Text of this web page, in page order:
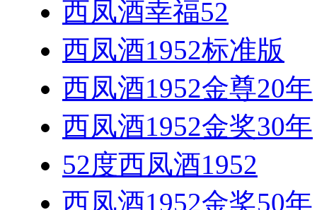
西凤酒幸福52
西凤酒1952标准版
西凤酒1952金尊20年
西凤酒1952金奖30年
52度西凤酒1952
西凤酒1952金奖50年